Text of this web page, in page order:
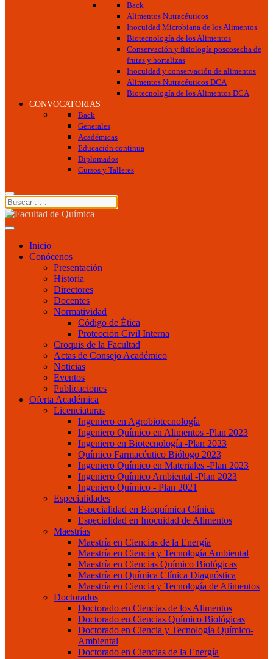
Back
Alimentos Nutracéuticos
Inocuidad Microbiana de los Alimentos
Biotecnología de los Alimentos
Conservación y fisiología poscosecha de
frutas y hortalizas
Inocuidad y conservación de alimentos
Alimentos Nutracéuticos DCA
Biotecnología de los Alimentos DCA
CONVOCATORIAS
Back
Generales
Académicas
Educación continua
Diplomados
Cursos y Talleres
Inicio
Conócenos
Presentación
Historia
Directores
Docentes
Normatividad
Código de Ética
Protección Civil Interna
Croquis de la Facultad
Actas de Consejo Académico
Noticias
Eventos
Publicaciones
Oferta Académica
Licenciaturas
Ingeniero en Agrobiotecnología
Ingeniero Químico en Alimentos -Plan 2023
Ingeniero en Biotecnología -Plan 2023
Químico Farmacéutico Biólogo 2023
Ingeniero Químico en Materiales -Plan 2023
Ingeniero Químico Ambiental -Plan 2023
Ingeniero Químico - Plan 2021
Especialidades
Especialidad en Bioquímica Clínica
Especialidad en Inocuidad de Alimentos
Maestrías
Maestría en Ciencias de la Energía
Maestría en Ciencia y Tecnología Ambiental
Maestría en Ciencias Químico Biológicas
Maestría en Química Clínica Diagnóstica
Maestría en Ciencia y Tecnología de Alimentos
Doctorados
Doctorado en Ciencias de los Alimentos
Doctorado en Ciencias Químico Biológicas
Doctorado en Ciencia y Tecnología Químico-
Ambiental
Doctorado en Ciencias de la Energía